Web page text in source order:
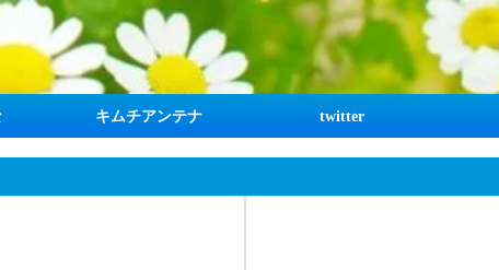
キムチアンテナ twitter